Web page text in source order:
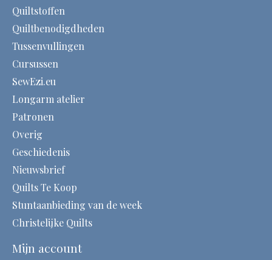
Quiltstoffen
Quiltbenodigdheden
Tussenvullingen
Cursussen
SewEzi.eu
Longarm atelier
Patronen
Overig
Geschiedenis
Nieuwsbrief
Quilts Te Koop
Stuntaanbieding van de week
Christelijke Quilts
Mijn account